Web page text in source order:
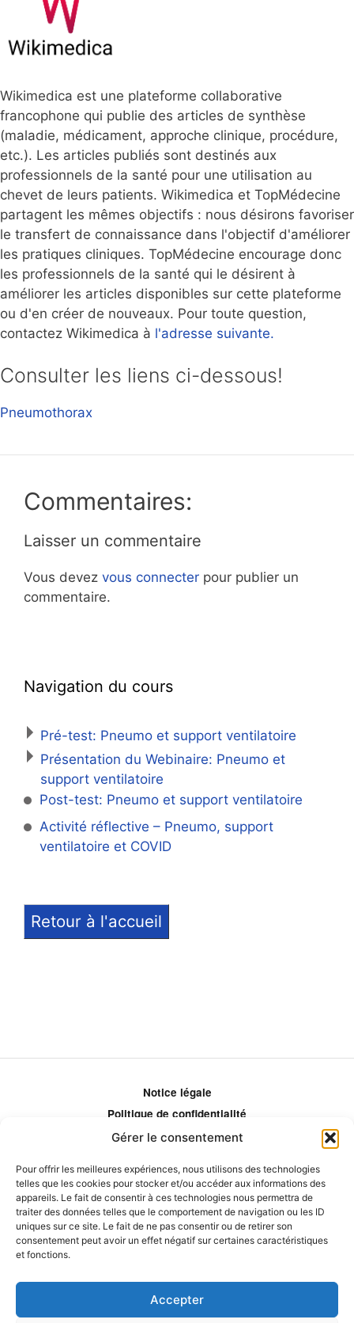
Gérer le consentement
Pour offrir les meilleures expériences, nous utilisons des technologies
telles que les cookies pour stocker et/ou accéder aux informations des
appareils. Le fait de consentir à ces technologies nous permettra de
traiter des données telles que le comportement de navigation ou les ID
uniques sur ce site. Le fait de ne pas consentir ou de retirer son
consentement peut avoir un effet négatif sur certaines caractéristiques
et fonctions.
Accepter
Wikimedica est une plateforme collaborative
francophone qui publie des articles de synthèse
(maladie, médicament, approche clinique, procédure,
etc.). Les articles publiés sont destinés aux
professionnels de la santé pour une utilisation au
chevet de leurs patients. Wikimedica et TopMédecine
partagent les mêmes objectifs : nous désirons favoriser
le transfert de connaissance dans l'objectif d'améliorer
les pratiques cliniques. TopMédecine encourage donc
les professionnels de la santé qui le désirent à
améliorer les articles disponibles sur cette plateforme
ou d'en créer de nouveaux. Pour toute question,
contactez Wikimedica à l'adresse suivante.
Consulter les liens ci-dessous!
Pneumothorax
Commentaires:
Laisser un commentaire
Vous devez vous connecter pour publier un
commentaire.
Navigation du cours
Pré-test: Pneumo et support ventilatoire
Présentation du Webinaire: Pneumo et
support ventilatoire
Post-test: Pneumo et support ventilatoire
Activité réflective – Pneumo, support
ventilatoire et COVID
Retour à l'accueil
Notice légale
Politique de confidentialité
Politique de remboursement
Comment ça marche?
Qui sommes-nous?
Obtenir les crédits
Les éditeurs